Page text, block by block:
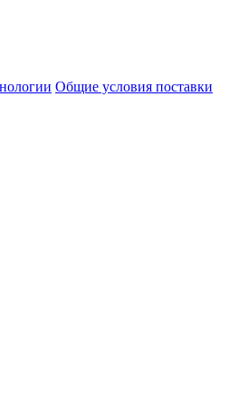
Общие условия поставки